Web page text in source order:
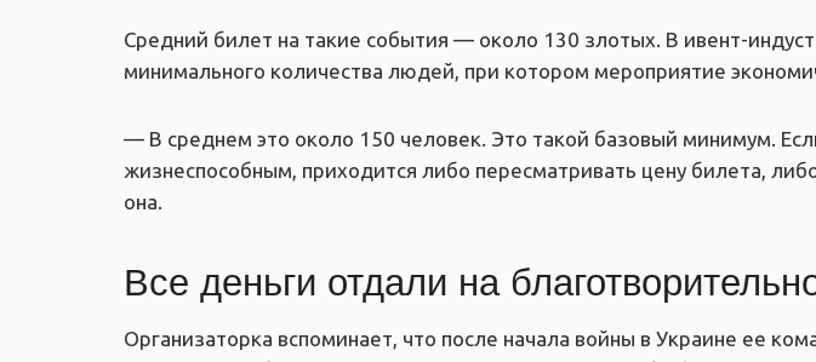
Средний билет на такие события — около 130 злотых. В ивент-
минимального количества людей, при котором мероприятие
— В среднем это около 150 человек. Это такой базовый минимум.
жизнеспособным, приходится либо пересматривать цену билета,
она.
Все деньги отдали на
Организаторка вспоминает, что после начала войны в Украине ее